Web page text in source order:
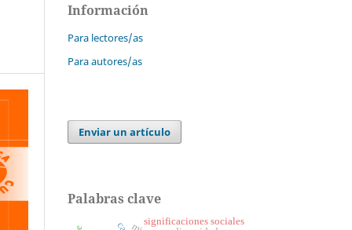
Información
Para lectores/as
Para autores/as
Enviar un artículo
Palabras clave
significaciones sociales